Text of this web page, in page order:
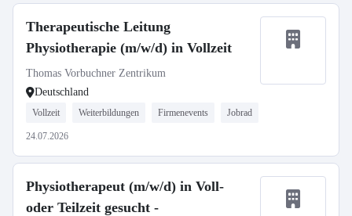
Therapeutische Leitung
Physiotherapie (m/w/d) in Vollzeit
Thomas Vorbuchner Zentrikum
Deutschland
Vollzeit Weiterbildungen Firmenevents Jobrad
24.07.2026
Physiotherapeut (m/w/d) in Voll-
oder Teilzeit gesucht -